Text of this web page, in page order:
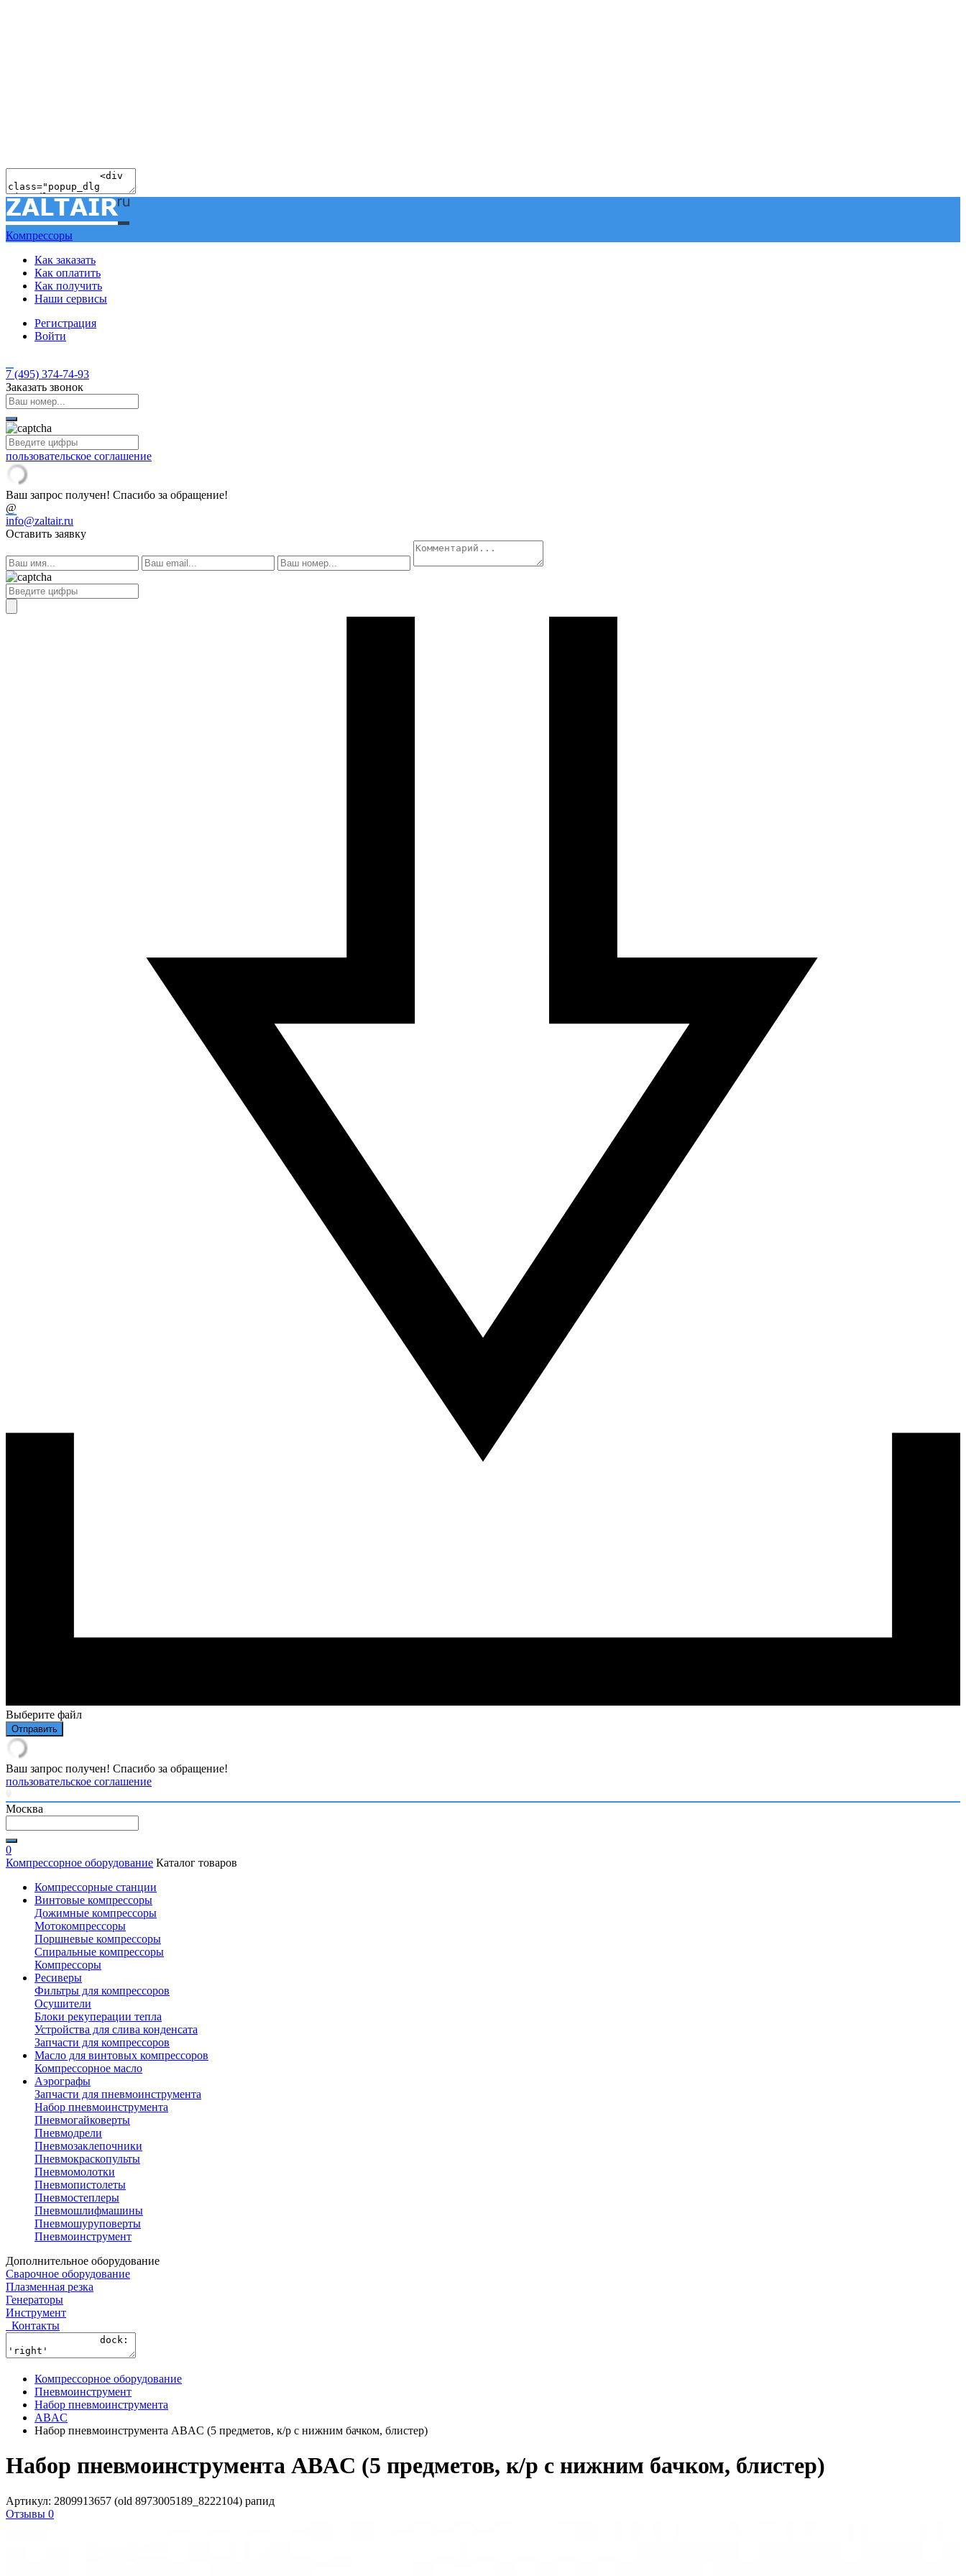
Компрессоры
Как заказать
Как оплатить
Как получить
Наши сервисы
Регистрация
Войти
7 (495) 374-74-93
Заказать звонок
пользовательское соглашение
Ваш запрос получен! Спасибо за обращение!
@
info@zaltair.ru
Оставить заявку
Выберите файл
Отправить
Ваш запрос получен! Спасибо за обращение!
пользовательское соглашение
Москва
0
Компрессорное оборудование Каталог товаров
Компрессорные станции
Винтовые компрессоры
Дожимные компрессоры
Мотокомпрессоры
Поршневые компрессоры
Спиральные компрессоры
Компрессоры
Ресиверы
Фильтры для компрессоров
Осушители
Блоки рекуперации тепла
Устройства для слива конденсата
Запчасти для компрессоров
Масло для винтовых компрессоров
Компрессорное масло
Аэрографы
Запчасти для пневмоинструмента
Набор пневмоинструмента
Пневмогайковерты
Пневмодрели
Пневмозаклепочники
Пневмокраскопульты
Пневмомолотки
Пневмопистолеты
Пневмостеплеры
Пневмошлифмашины
Пневмошуруповерты
Пневмоинструмент
Дополнительное оборудование
Сварочное оборудование
Плазменная резка
Генераторы
Инструмент
Контакты
Компрессорное оборудование
Пневмоинструмент
Набор пневмоинструмента
ABAC
Набор пневмоинструмента ABAC (5 предметов, к/р с нижним бачком, блистер)
Набор пневмоинструмента ABAC (5 предметов, к/р с нижним бачком, блистер)
Артикул: 2809913657 (old 8973005189_8222104) рапид
Отзывы 0